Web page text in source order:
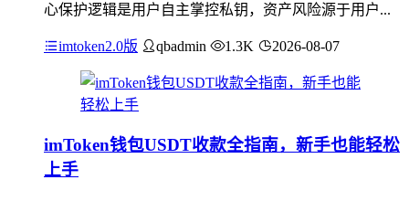
心保护逻辑是用户自主掌控私钥，资产风险源于用户...
imtoken2.0版 qbadmin 1.3K 2026-08-07
imToken钱包USDT收款全指南，新手也能轻松
上手